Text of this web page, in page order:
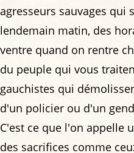
agresseurs sauvages qui
lendemain matin, des
ventre quand on rentre
du peuple qui vous
gauchistes qui
d'un policier ou d'un
C'est ce que l'on appelle
des sacrifices comme